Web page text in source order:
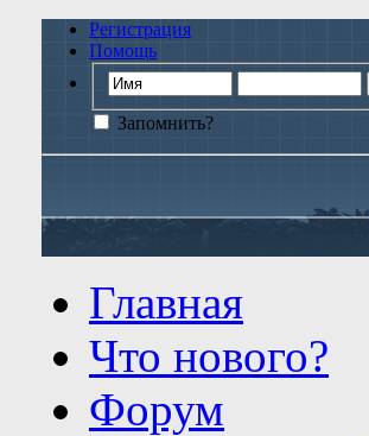
Регистрация
Помощь
Запомнить?
Главная
Что нового?
Форум